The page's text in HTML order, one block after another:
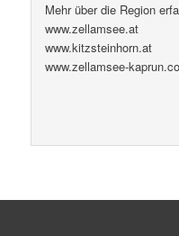
Mehr über die Region
www.zellamsee.at
www.kitzsteinhorn.at
www.zellamsee-